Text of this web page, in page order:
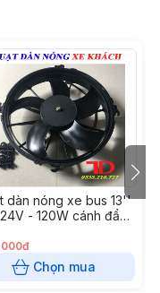
dàn nóng xe bus 13''
- 120W cánh đẩy
Chọn mua